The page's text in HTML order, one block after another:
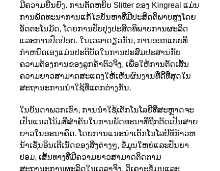
ມີຄວາມຍືນຍົງ. ການຕັດຫຍິບ Slitter ຂອງ Kingreal ແມ່ນ
ການພັດທະນາການແກ້ໄຂບັນຫາທີ່ມີປະສິດຕິພາບສູງໂດຍ
ອັດຕະໂນມັດ, ໂດຍການປັບປຸງປະສິດທິພາບການຜະລິດ
ແລະການປົດປ່ອຍ. ໃນເວລາດຽວກັນ, ການອອກແບບທີ່
ກໍາຫນົດເອງແມ່ນປະຕິບັດໃນການປະສົມປະສານກັບ
ຄວາມຕ້ອງການຂອງລູກຄ້າຕົວຈິງ, ເພື່ອໃຫ້ການຕັດເສັ້ນ
ຄວາມຍາວສາມາດສະແດງໃຫ້ເຫັນຜົນງານທີ່ດີທີ່ສຸດໃນ
ສະຖານະການນໍາໃຊ້ທີ່ແຕກຕ່າງກັນ.
ໃນບັນດາພວກເຂົາ, ການນໍາໃຊ້ເຕັກໂນໂລຢີທີ່ສະຫຼາດຈະ
ເປັນແນວໂນ້ມທີ່ສໍາຄັນໃນການພັດທະນາທີ່ຖືກຕັດເປັນສາຍ
ຍາວໃນອະນາຄົດ. ໂດຍການແນະນໍາເຕັກໂນໂລຢີທີ່ກ້າວຫ
ນ້າເຊັ່ນອິນເຕີເນັດຂອງສິ່ງຕ່າງໆ, ຂໍ້ມູນໃຫຍ່ແລະປັນຍາ
ປອມ, ເສັ້ນທາງທີ່ມີຄວາມຍາວສາມາດຕິດຕາມ
ສະຖານະການຜະລິດໃນເວລາຈິງ, ວິເຄາະຂໍ້ມູນແລະ